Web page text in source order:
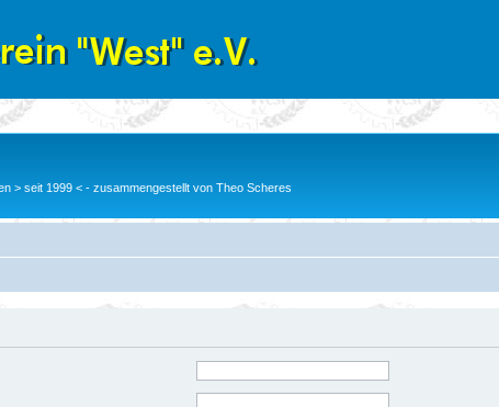
> seit 1999 < - zusammengestellt von Theo Scheres